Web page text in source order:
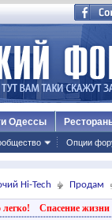
Опции
Одессы
Hi-Tech Продам
легко! Спасение жизни